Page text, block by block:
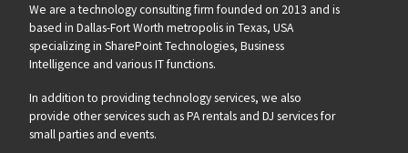
We are a technology consulting firm founded on 2013 and is
based in Dallas-Fort Worth metropolis in Texas, USA
specializing in SharePoint Technologies, Business
Intelligence and various IT functions.
In addition to providing technology services, we also
provide other services such as PA rentals and DJ services for
small parties and events.